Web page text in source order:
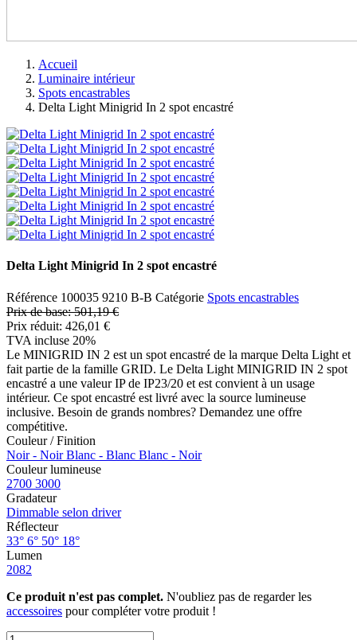
Accueil
Luminaire intérieur
Spots encastrables
Delta Light Minigrid In 2 spot encastré
Delta Light Minigrid In 2 spot encastré
Référence 100035 9210 B-B Catégorie Spots encastrables
Prix de base:501,19 €
Prix réduit: 426,01 €
TVA incluse 20%
Le MINIGRID IN 2 est un spot encastré de la marque Delta Light et
fait partie de la famille GRID. Le Delta Light MINIGRID IN 2 spot
encastré a une valeur IP de IP23/20 et est convient à un usage
intérieur. Ce spot encastré est livré avec la source lumineuse
inclusive. Besoin de grands nombres? Demandez une offre
compétitive.
Couleur / Finition
Noir - Noir Blanc - Blanc Blanc - Noir
Couleur lumineuse
2700 3000
Gradateur
Dimmable selon driver
Réflecteur
33° 6° 50° 18°
Lumen
2082
Ce produit n'est pas complet. N'oubliez pas de regarder les
accessoires pour compléter votre produit !